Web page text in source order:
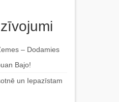
– Dodamies
Bajo!
un Iepazīstam